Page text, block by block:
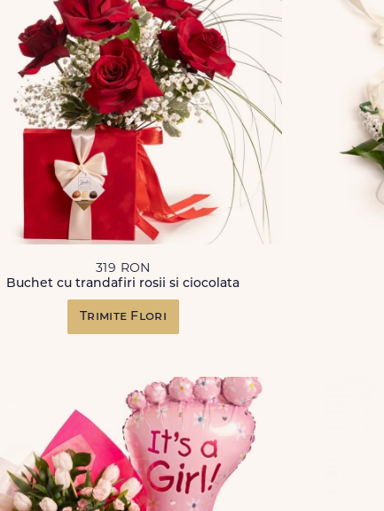
319 RON
Buchet cu trandafiri rosii si ciocolata
Trimite Flori